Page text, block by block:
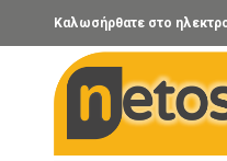
Καλωσήρθατε στο